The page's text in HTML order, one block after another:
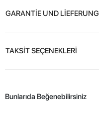
GARANTİE UND LİEFERUNG
TAKSİT SEÇENEKLERİ
Bunlarıda Beğenebilirsiniz